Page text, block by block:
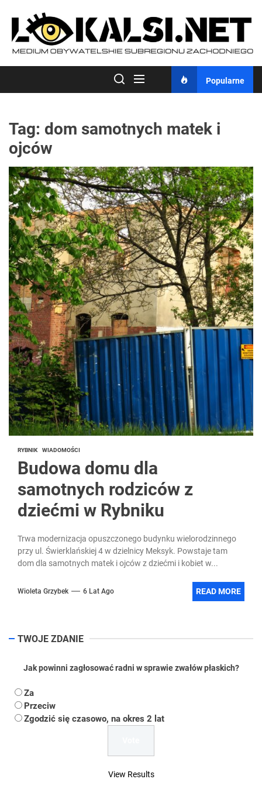
content
Popularne
Tag: dom samotnych matek i
ojców
RYBNIK WIADOMOŚCI
Budowa domu dla
samotnych rodziców z
dziećmi w Rybniku
Trwa modernizacja opuszczonego budynku wielorodzinnego
przy ul. Świerklańskiej 4 w dzielnicy Meksyk. Powstaje tam
dom dla samotnych matek i ojców z dziećmi i kobiet w...
Wioleta Grzybek 6 Lat Ago READ MORE
TWOJE ZDANIE
Jak powinni zagłosować radni w sprawie zwałów płaskich?
Za
Przeciw
Zgodzić się czasowo, na okres 2 lat
View Results